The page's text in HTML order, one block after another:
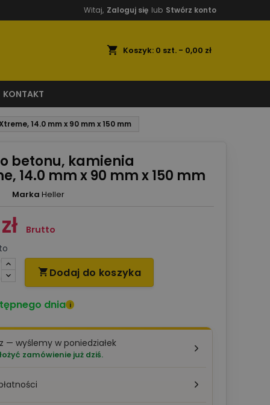
Witaj, Zaloguj się lub Stwórz konto
shopping_cart Koszyk: 0 szt. - 0,00 zł
KONTAKT
14.0 mm x 90 mm x 150 mm
betonu, kamienia
14.0 mm x 90 mm x 150 mm
Marka Heller
Brutto
 Dodaj do koszyka
dnia i
— wyślemy w poniedziałek
zamówienie już dziś.